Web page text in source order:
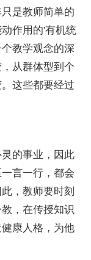
是教师简单的
作用的'有机统
教学观念的深
从群体型到个
这些都要经过
的事业，因此
言一行，都会
，教师要时刻
，在传授知识
康人格，为他